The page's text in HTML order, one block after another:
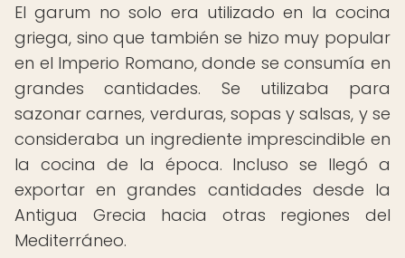
El garum no solo era utilizado en la cocina
griega, sino que también se hizo muy popular
en el Imperio Romano, donde se consumía en
grandes cantidades. Se utilizaba para
sazonar carnes, verduras, sopas y salsas, y se
consideraba un ingrediente imprescindible en
la cocina de la época. Incluso se llegó a
exportar en grandes cantidades desde la
Antigua Grecia hacia otras regiones del
Mediterráneo.